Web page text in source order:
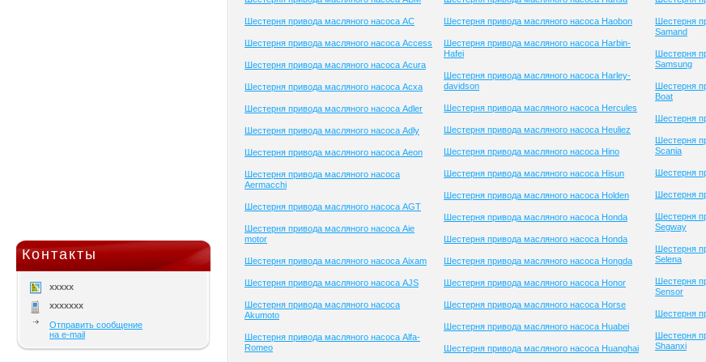
Контакты
xxxxx
xxxxxxx
Отправить сообщение
на e-mail
Шестерня привода масляного насоса AC
Шестерня привода масляного насоса Access
Шестерня привода масляного насоса Acura
Шестерня привода масляного насоса Acxa
Шестерня привода масляного насоса Adler
Шестерня привода масляного насоса Adly
Шестерня привода масляного насоса Aeon
Шестерня привода масляного насоса
Aermacchi
Шестерня привода масляного насоса AGT
Шестерня привода масляного насоса Aie
motor
Шестерня привода масляного насоса Aixam
Шестерня привода масляного насоса AJS
Шестерня привода масляного насоса
Akumoto
Шестерня привода масляного насоса Alfa-
Romeo
Шестерня привода масляного насоса Haobon
Шестерня привода масляного насоса Harbin-
Hafei
Шестерня привода масляного насоса Harley-
davidson
Шестерня привода масляного насоса Hercules
Шестерня привода масляного насоса Heuliez
Шестерня привода масляного насоса Hino
Шестерня привода масляного насоса Hisun
Шестерня привода масляного насоса Holden
Шестерня привода масляного насоса Honda
Шестерня привода масляного насоса Honda
Шестерня привода масляного насоса Hongda
Шестерня привода масляного насоса Honor
Шестерня привода масляного насоса Horse
Шестерня привода масляного насоса Huabei
Шестерня привода масляного насоса Huanghai
Шестерня
Samand
Шестерня
Samsung
Шестерня
Boat
Шестерня
Шестерня
Scania
Шестерня
Шестерня
Шестерня
Segway
Шестерня
Selena
Шестерня
Sensor
Шестерня
Шестерня
Shaanxi